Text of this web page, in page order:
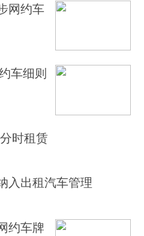
网约车
车细则
时租赁
入出租汽车管理
约车牌